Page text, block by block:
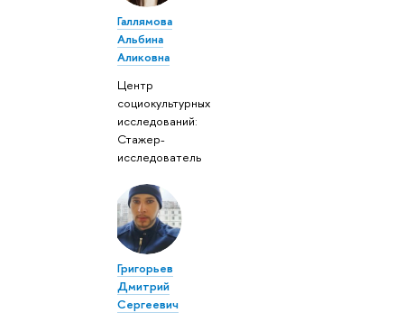
Галлямова
Альбина
Аликовна
Центр
социокультурных
исследований:
Стажер-
исследователь
Григорьев
Дмитрий
Сергеевич